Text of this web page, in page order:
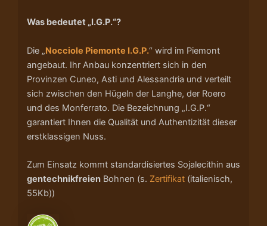
Was bedeutet „I.G.P.“?
Die „Nocciole Piemonte I.G.P.“ wird im Piemont
angebaut. Ihr Anbau konzentriert sich in den
Provinzen Cuneo, Asti und Alessandria und verteilt
sich zwischen den Hügeln der Langhe, der Roero
und des Monferrato. Die Bezeichnung „I.G.P.“
garantiert Ihnen die Qualität und Authentizität dieser
erstklassigen Nuss.
Zum Einsatz kommt standardisiertes Sojalecithin aus
gentechnikfreien Bohnen (s. Zertifikat (italienisch,
55Kb))